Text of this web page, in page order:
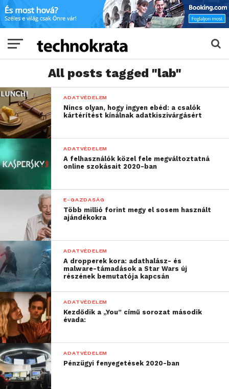
All posts tagged "lab"
ADATVÉDELEM
Nincs olyan, hogy ingyen ebéd: a csalók
kártérítést kínálnak adatkiszivárgásért
ADATVÉDELEM
A felhasználók közel fele megváltoztatná
online szokásait 2020-ban
E-GAZDASÁG
Több millió forint megy el sosem használt
ajándékokra
ADATVÉDELEM
A dropperek kora: adathalász- és
malware-támadások a Star Wars új
részének bemutatója kapcsán
ADATVÉDELEM
Kezdődik a „You” című sorozat második
évada:
ADATVÉDELEM
Pénzügyi fenyegetések 2020-ban